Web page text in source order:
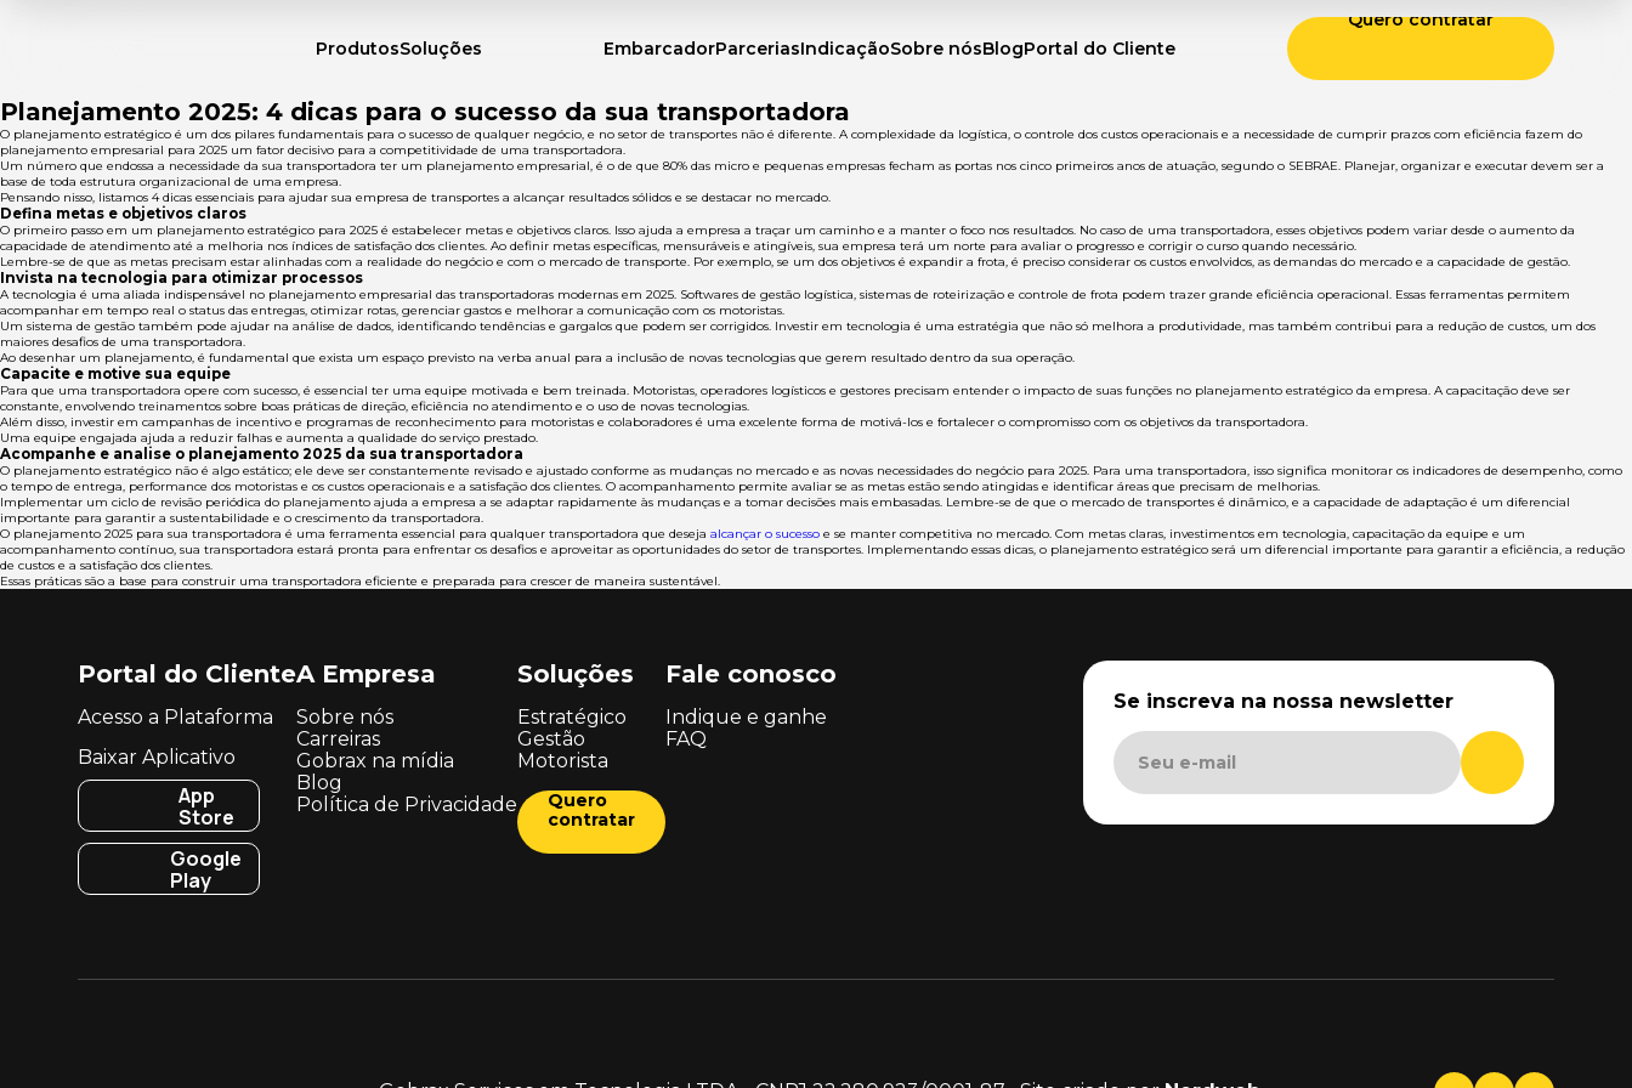
ProdutosSoluções EmbarcadorParceriasIndicaçãoSobre nósBlogPortal do Cliente
Quero contratar
Planejamento 2025: 4 dicas para o sucesso da sua transportadora
O planejamento estratégico é um dos pilares fundamentais para o sucesso de qualquer negócio, e no setor de transportes não é diferente. A complexidade da logística, o controle dos custos operacionais e a necessidade de cumprir prazos com eficiência fazem do
planejamento empresarial para 2025 um fator decisivo para a competitividade de uma transportadora.
Um número que endossa a necessidade da sua transportadora ter um planejamento empresarial, é o de que 80% das micro e pequenas empresas fecham as portas nos cinco primeiros anos de atuação, segundo o SEBRAE. Planejar, organizar e executar devem ser a
base de toda estrutura organizacional de uma empresa.
Pensando nisso, listamos 4 dicas essenciais para ajudar sua empresa de transportes a alcançar resultados sólidos e se destacar no mercado.
Defina metas e objetivos claros
O primeiro passo em um planejamento estratégico para 2025 é estabelecer metas e objetivos claros. Isso ajuda a empresa a traçar um caminho e a manter o foco nos resultados. No caso de uma transportadora, esses objetivos podem variar desde o aumento da
capacidade de atendimento até a melhoria nos índices de satisfação dos clientes. Ao definir metas específicas, mensuráveis e atingíveis, sua empresa terá um norte para avaliar o progresso e corrigir o curso quando necessário.
Lembre-se de que as metas precisam estar alinhadas com a realidade do negócio e com o mercado de transporte. Por exemplo, se um dos objetivos é expandir a frota, é preciso considerar os custos envolvidos, as demandas do mercado e a capacidade de gestão.
Invista na tecnologia para otimizar processos
A tecnologia é uma aliada indispensável no planejamento empresarial das transportadoras modernas em 2025. Softwares de gestão logística, sistemas de roteirização e controle de frota podem trazer grande eficiência operacional. Essas ferramentas permitem
acompanhar em tempo real o status das entregas, otimizar rotas, gerenciar gastos e melhorar a comunicação com os motoristas.
Um sistema de gestão também pode ajudar na análise de dados, identificando tendências e gargalos que podem ser corrigidos. Investir em tecnologia é uma estratégia que não só melhora a produtividade, mas também contribui para a redução de custos, um dos
maiores desafios de uma transportadora.
Ao desenhar um planejamento, é fundamental que exista um espaço previsto na verba anual para a inclusão de novas tecnologias que gerem resultado dentro da sua operação.
Capacite e motive sua equipe
Para que uma transportadora opere com sucesso, é essencial ter uma equipe motivada e bem treinada. Motoristas, operadores logísticos e gestores precisam entender o impacto de suas funções no planejamento estratégico da empresa. A capacitação deve ser
constante, envolvendo treinamentos sobre boas práticas de direção, eficiência no atendimento e o uso de novas tecnologias.
Além disso, investir em campanhas de incentivo e programas de reconhecimento para motoristas e colaboradores é uma excelente forma de motivá-los e fortalecer o compromisso com os objetivos da transportadora.
Uma equipe engajada ajuda a reduzir falhas e aumenta a qualidade do serviço prestado.
Acompanhe e analise o planejamento 2025 da sua transportadora
O planejamento estratégico não é algo estático; ele deve ser constantemente revisado e ajustado conforme as mudanças no mercado e as novas necessidades do negócio para 2025. Para uma transportadora, isso significa monitorar os indicadores de desempenho, como
o tempo de entrega, performance dos motoristas e os custos operacionais e a satisfação dos clientes. O acompanhamento permite avaliar se as metas estão sendo atingidas e identificar áreas que precisam de melhorias.
Implementar um ciclo de revisão periódica do planejamento ajuda a empresa a se adaptar rapidamente às mudanças e a tomar decisões mais embasadas. Lembre-se de que o mercado de transportes é dinâmico, e a capacidade de adaptação é um diferencial
importante para garantir a sustentabilidade e o crescimento da transportadora.
O planejamento 2025 para sua transportadora é uma ferramenta essencial para qualquer transportadora que deseja alcançar o sucesso e se manter competitiva no mercado. Com metas claras, investimentos em tecnologia, capacitação da equipe e um
acompanhamento contínuo, sua transportadora estará pronta para enfrentar os desafios e aproveitar as oportunidades do setor de transportes. Implementando essas dicas, o planejamento estratégico será um diferencial importante para garantir a eficiência, a redução
de custos e a satisfação dos clientes.
Essas práticas são a base para construir uma transportadora eficiente e preparada para crescer de maneira sustentável.
Portal do Cliente
Acesso a Plataforma
Baixar Aplicativo
App
Store
Google
Play
A Empresa
Sobre nós
Carreiras
Gobrax na mídia
Blog
Política de Privacidade
Soluções
Estratégico
Gestão
Motorista
Quero
contratar
Fale conosco
Indique e ganhe
FAQ
Se inscreva na nossa newsletter